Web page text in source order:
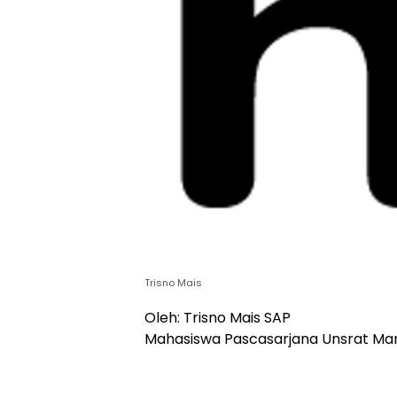
Trisno Mais
Oleh: Trisno Mais SAP
Mahasiswa Pascasarjana Unsrat